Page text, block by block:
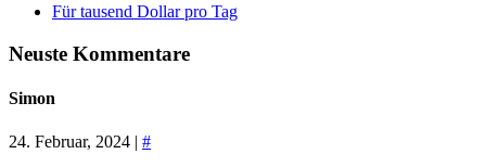
Für tausend Dollar pro Tag
Neuste Kommentare
Simon
24. Februar, 2024 | #